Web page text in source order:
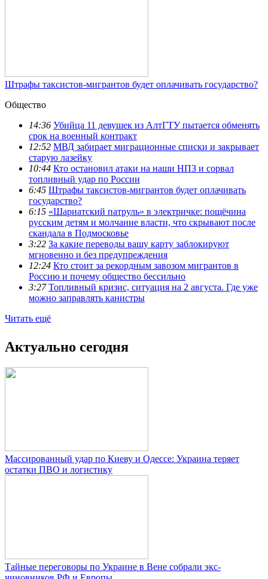
Штрафы таксистов-мигрантов будет оплачивать государство?
Общество
14:36 Убийца 11 девушек из АлтГТУ пытается обменять
срок на военный контракт
12:52 МВД забирает миграционные списки и закрывает
старую лазейку
10:44 Кто остановил атаки на наши НПЗ и сорвал
топливный удар по России
6:45 Штрафы таксистов-мигрантов будет оплачивать
государство?
6:15 «Шариатский патруль» в электричке: пощёчина
русским детям и молчание власти, что скрывают после
скандала в Подмосковье
3:22 За какие переводы вашу карту заблокируют
мгновенно и без предупреждения
12:24 Кто стоит за рекордным завозом мигрантов в
Россию и почему общество бессильно
3:27 Топливный кризис, ситуация на 2 августа. Где уже
можно заправлять канистры
Читать ещё
Актуально сегодня
Массированный удар по Киеву и Одессе: Украина теряет
остатки ПВО и логистику
Тайные переговоры по Украине в Вене собрали экс-